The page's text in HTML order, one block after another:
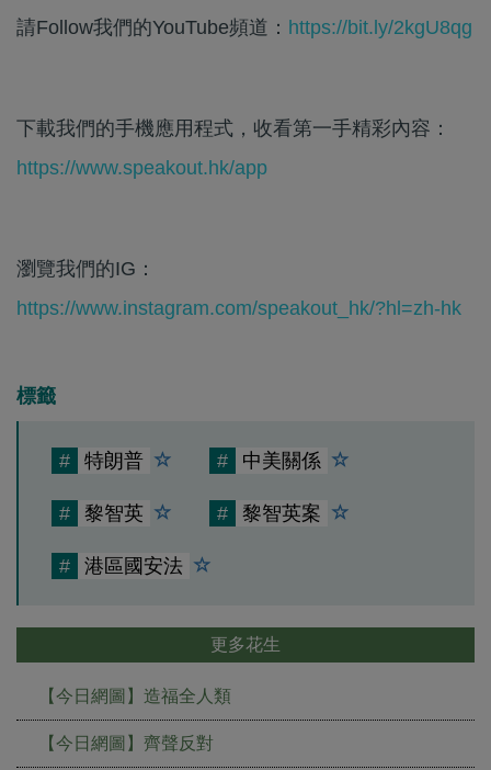
請Follow我們的YouTube頻道： https://bit.ly/2kgU8qg
下載我們的手機應用程式，收看第一手精彩內容：
https://www.speakout.hk/app
瀏覽我們的IG：
https://www.instagram.com/speakout_hk/?hl=zh-hk
標籤
# 特朗普 # 中美關係
# 黎智英 # 黎智英案
# 港區國安法
更多花生
【今日網圖】造福全人類
【今日網圖】齊聲反對